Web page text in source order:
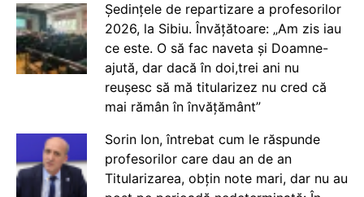
Ședințele de repartizare a profesorilor
2026, la Sibiu. Învățătoare: „Am zis iau
ce este. O să fac naveta și Doamne-
ajută, dar dacă în doi,trei ani nu
reușesc să mă titularizez nu cred că
mai rămân în învățământ”
Sorin Ion, întrebat cum le răspunde
profesorilor care dau an de an
Titularizarea, obțin note mari, dar nu au